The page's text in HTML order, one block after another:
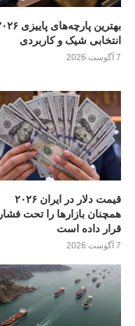
انتخابی شیک و کاربردی
7 آگوست 2026
قیمت دلار در ایران ۲۰۲۶
همچنان بازارها را تحت فشار
قرار داده است
7 آگوست 2026